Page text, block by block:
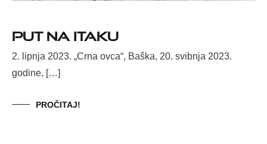
Put na Itaku
2. lipnja 2023. „Crna ovca“, Baška, 20. svibnja 2023.
godine, […]
PROČITAJ!